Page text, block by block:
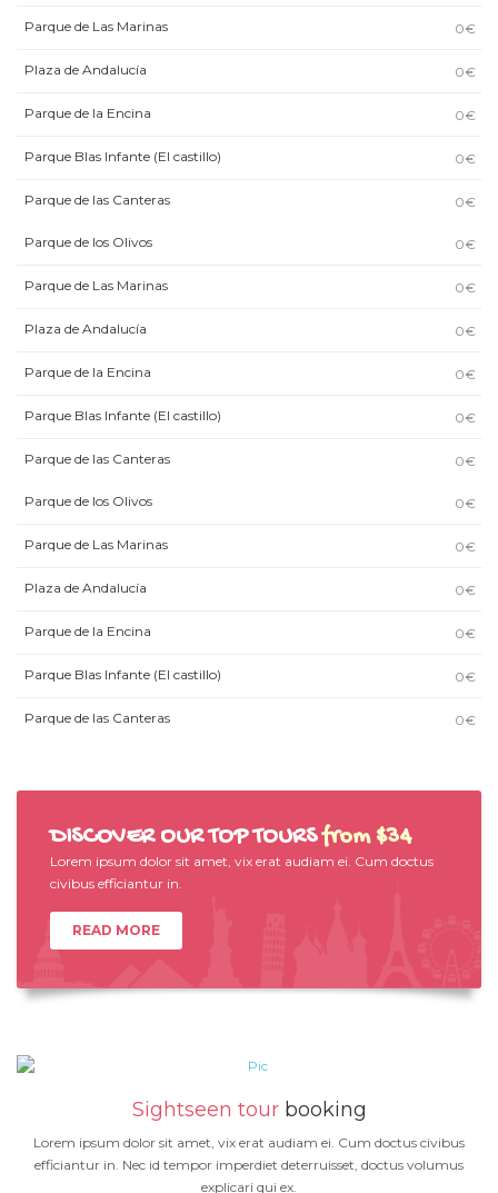
Parque de Las Marinas 0€
Plaza de Andalucía 0€
Parque de la Encina 0€
Parque Blas Infante (El castillo) 0€
Parque de las Canteras 0€
Parque de los Olivos 0€
Parque de Las Marinas 0€
Plaza de Andalucía 0€
Parque de la Encina 0€
Parque Blas Infante (El castillo) 0€
Parque de las Canteras 0€
Parque de los Olivos 0€
Parque de Las Marinas 0€
Plaza de Andalucía 0€
Parque de la Encina 0€
Parque Blas Infante (El castillo) 0€
Parque de las Canteras 0€
DISCOVER OUR TOP TOURSfrom $34
Lorem ipsum dolor sit amet, vix erat audiam ei. Cum doctus
civibus efficiantur in.
READ MORE
Sightseen tourbooking
Lorem ipsum dolor sit amet, vix erat audiam ei. Cum doctus civibus
efficiantur in. Nec id tempor imperdiet deterruisset, doctus volumus
explicari qui ex.